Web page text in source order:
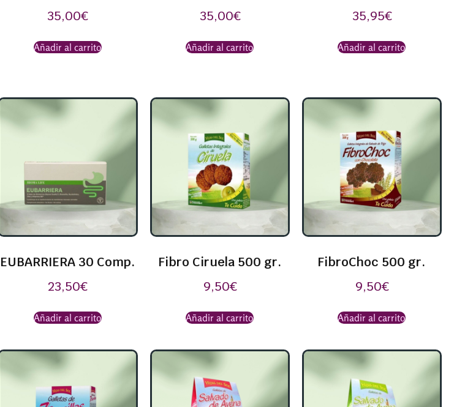
35,00€
Añadir al carrito
35,00€
Añadir al carrito
35,95€
Añadir al carrito
EUBARRIERA 30 Comp.
23,50€
Añadir al carrito
Fibro Ciruela 500 gr.
9,50€
Añadir al carrito
FibroChoc 500 gr.
9,50€
Añadir al carrito